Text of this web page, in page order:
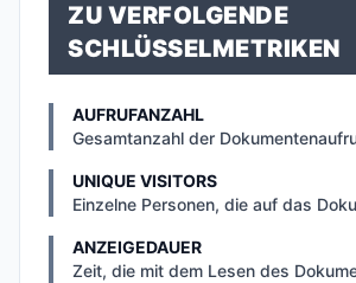
ZU VERFOLGENDE
SCHLÜSSELMETRIKEN
AUFRUFANZAHL
Gesamtanzahl der
UNIQUE VISITORS
Einzelne Personen, die auf das
ANZEIGEDAUER
Zeit, die mit dem Lesen des